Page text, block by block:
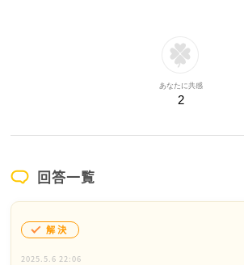
あなたに共感
2
回答一覧
解決
2025.5.6 22:06